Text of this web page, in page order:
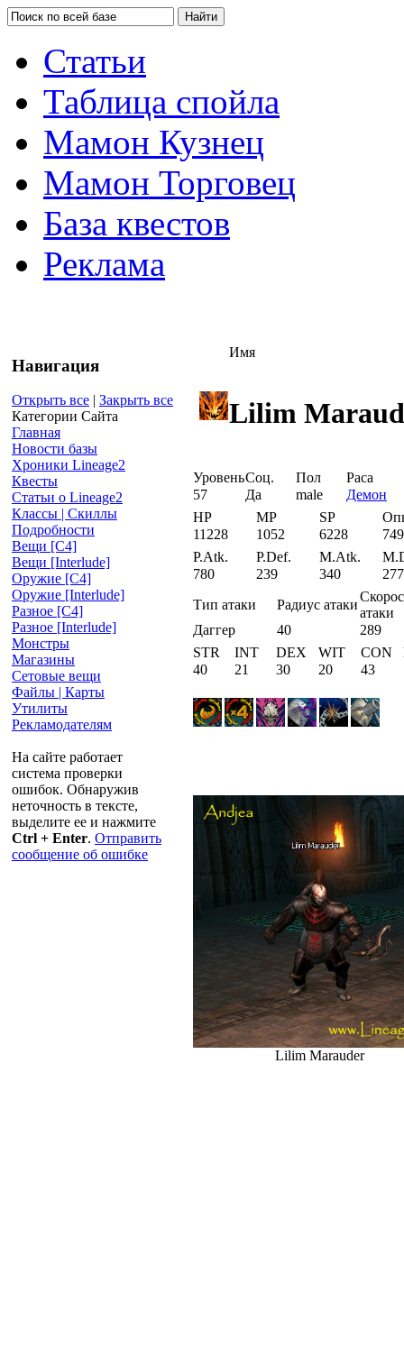
Статьи
Таблица спойла
Мамон Кузнец
Мамон Торговец
База квестов
Реклама
Навигация
Открыть все | Закрыть все
Категории Сайта
Главная
Новости базы
Хроники Lineage2
Квесты
Статьи о Lineage2
Классы | Скиллы
Подробности
Вещи [С4]
Вещи [Interlude]
Оружие [С4]
Оружие [Interlude]
Разное [C4]
Разное [Interlude]
Монстры
Магазины
Сетовые вещи
Файлы | Карты
Утилиты
Рекламодателям
На сайте работает
система проверки
ошибок. Обнаружив
неточность в тексте,
выделите ее и нажмите
Ctrl + Enter. Отправить
сообщение об ошибке
Имя
Lilim
УровеньСоц. Пол
Раса
57
Да male
Демон
HP
MP SP
11228
1052 6228
P.Atk.
P.Def. M.Atk.
780
239 340
277
Тип атаки
Радиус атаки
атаки
Даггер
40
289
STR
INT DEX WIT CON
40
21 30 20 43
Lilim Marauder